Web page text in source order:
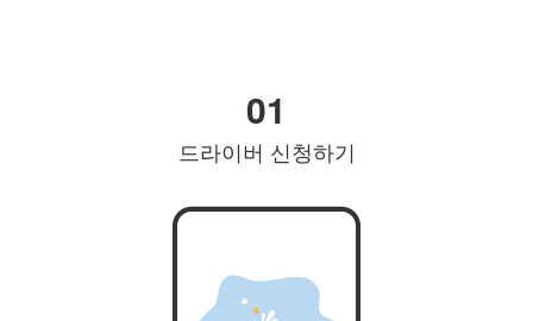
01
드라이버 신청하기